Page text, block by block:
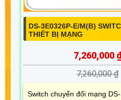
DS-3E0326P-E/M(B)
THIẾT BỊ MẠNG
7,260,000
7,260,000 ₫
Switch chuyển đổi mạng